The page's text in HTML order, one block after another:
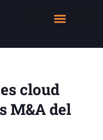
cloud
M&A del